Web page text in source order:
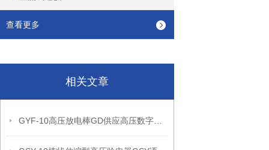
查看更多
相关文章